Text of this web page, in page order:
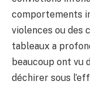
comportements
violences ou des
tableaux a
beaucoup ont vu
déchirer sous